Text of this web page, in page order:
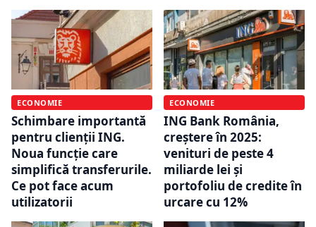
ECONOMIE
Schimbare importantă
pentru clienții ING.
Noua funcție care
simplifică transferurile.
Ce pot face acum
utilizatorii
ECONOMIE
ING Bank România,
creștere în 2025:
venituri de peste 4
miliarde lei și
portofoliu de credite în
urcare cu 12%